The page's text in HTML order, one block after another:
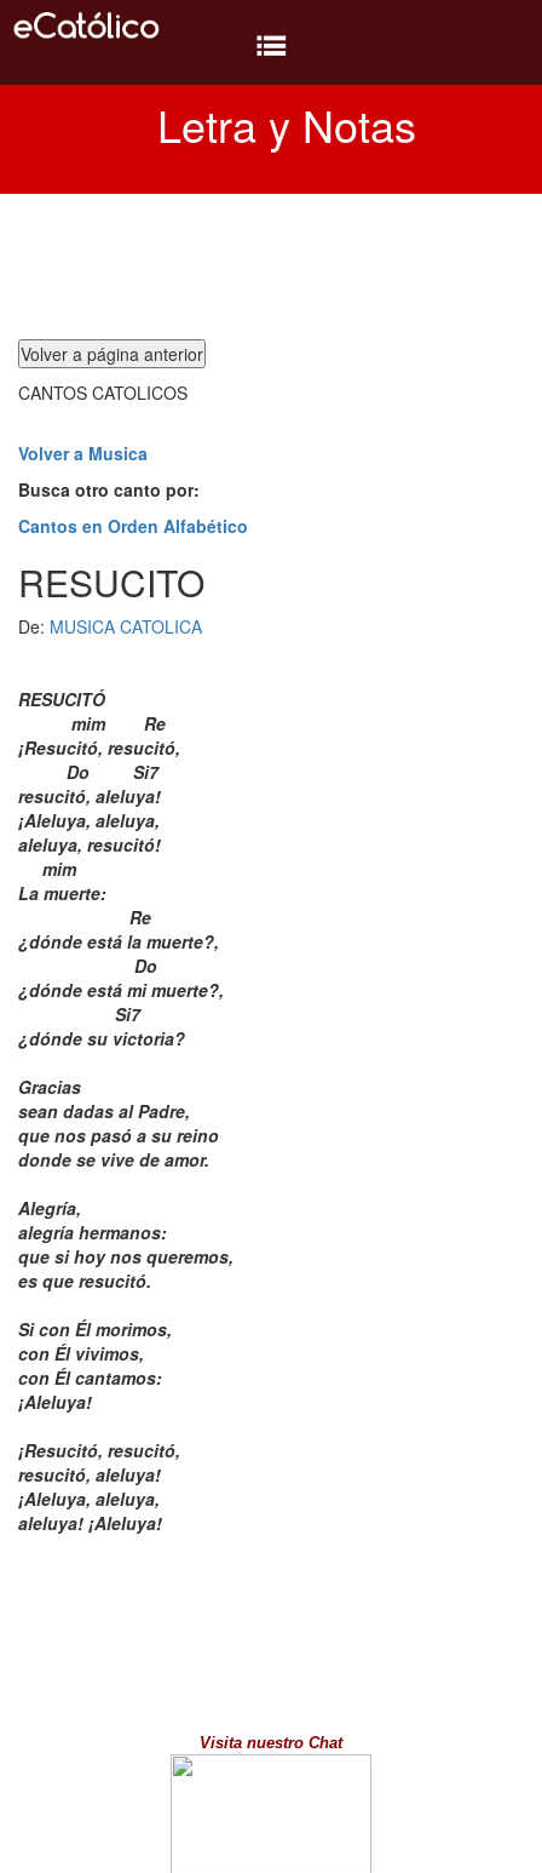
Letra y Notas
Oratorio
Libros
Conocer
MP3
Oraciones
Letras
Chat
Blog
Radio
Radio
Cine
Videos
Música
Imágenes
CANTOS CATOLICOS
Volver a Musica
Busca otro canto por:
Cantos en Orden Alfabético
RESUCITO
De: MUSICA CATOLICA
RESUCITÓ
mim Re
¡Resucitó, resucitó,
Do Si7
resucitó, aleluya!
¡Aleluya, aleluya,
aleluya, resucitó!
mim
La muerte:
Re
¿dónde está la muerte?,
Do
¿dónde está mi muerte?,
Si7
¿dónde su victoria?
Gracias
sean dadas al Padre,
que nos pasó a su reino
donde se vive de amor.
Alegría,
alegría hermanos:
que si hoy nos queremos,
es que resucitó.
Si con Él morimos,
con Él vivimos,
con Él cantamos:
¡Aleluya!
¡Resucitó, resucitó,
resucitó, aleluya!
¡Aleluya, aleluya,
aleluya! ¡Aleluya!
Visita nuestro Chat